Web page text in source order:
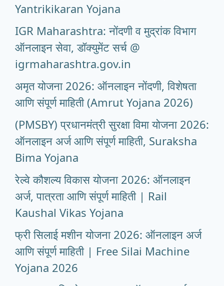
Yantrikikaran Yojana
IGR Maharashtra: नोंदणी व मुद्रांक विभाग
ऑनलाइन सेवा, डॉक्युमेंट सर्च @
igrmaharashtra.gov.in
अमृत योजना 2026: ऑनलाइन नोंदणी, विशेषता
आणि संपूर्ण माहिती (Amrut Yojana 2026)
(PMSBY) प्रधानमंत्री सुरक्षा विमा योजना 2026:
ऑनलाइन अर्ज आणि संपूर्ण माहिती, Suraksha
Bima Yojana
रेल्वे कौशल्य विकास योजना 2026: ऑनलाइन
अर्ज, पात्रता आणि संपूर्ण माहिती | Rail
Kaushal Vikas Yojana
फ्री सिलाई मशीन योजना 2026: ऑनलाइन अर्ज
आणि संपूर्ण माहिती | Free Silai Machine
Yojana 2026